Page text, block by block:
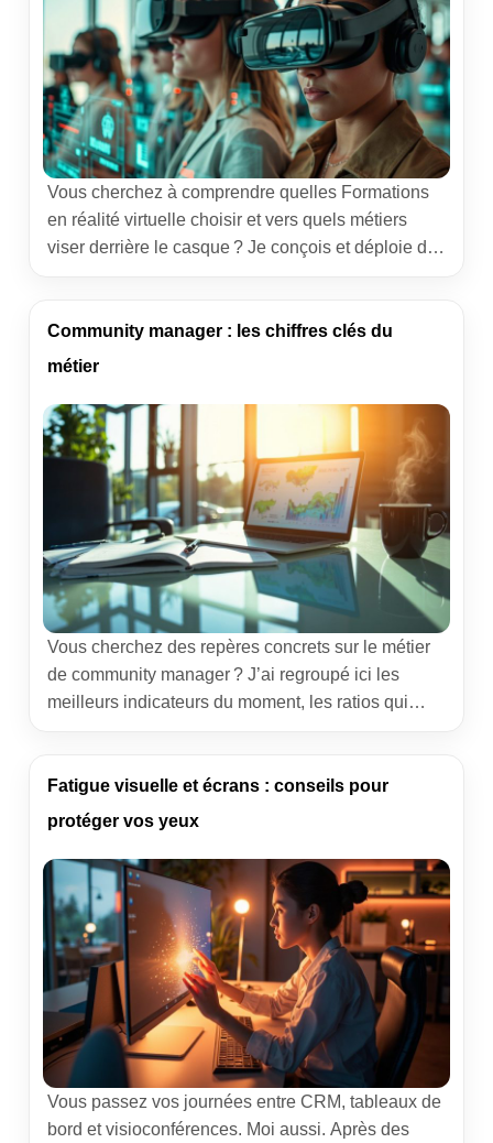
Vous cherchez à comprendre quelles Formations
en réalité virtuelle choisir et vers quels métiers
viser derrière le casque ? Je conçois et déploie des
reprend l’essentiel : les études possibles, les
compétences qui comptent vraiment, les
construire […]
Community manager : les chiffres clés du
métier
Vous cherchez des repères concrets sur le métier
de community manager ? J’ai regroupé ici les
meilleurs indicateurs du moment, les ratios qui
“Community manager : les chiffres clés du métier”,
mais expliqués par quelqu’un qui pilote des
Fatigue visuelle et écrans : conseils pour
protéger vos yeux
Vous passez vos journées entre CRM, tableaux de
bord et visioconférences. Moi aussi. Après des